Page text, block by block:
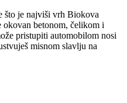
što je najviši vrh Biokova
betonom, čelikom i
pristupiti automobilom nosi
misnom slavlju na